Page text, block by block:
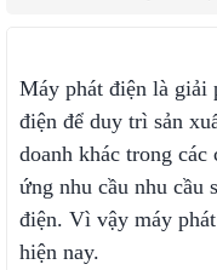
Máy phát điện là giải
điện để duy trì sản
doanh khác trong
ứng nhu cầu nhu cầu
điện. Vì vậy máy
hiện nay.